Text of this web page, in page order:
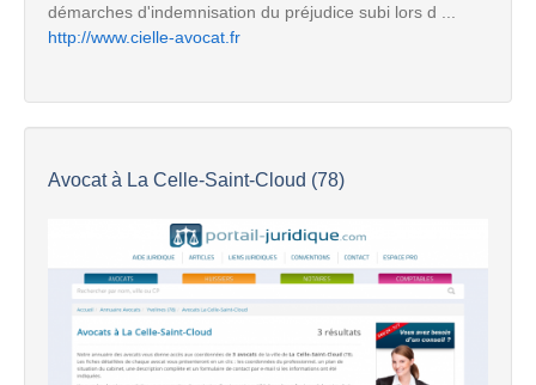
démarches d'indemnisation du préjudice subi lors d ...
http://www.cielle-avocat.fr
Avocat à La Celle-Saint-Cloud (78)